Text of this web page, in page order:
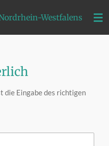
Westfalens
die Eingabe des richtigen